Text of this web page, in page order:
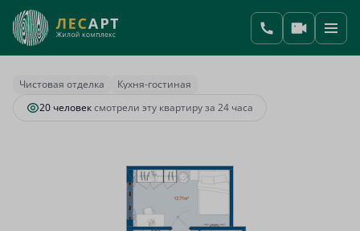
1-комнатная41.54 м 9 853 620 руб.
Ипотека от 41 349 руб.
Чистовая отделка
Кухня-гостиная
20 человексмотрели эту квартиру за 24 часа